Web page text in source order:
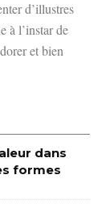
d’illustres
à l’instar de
et bien
dans
formes